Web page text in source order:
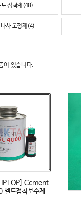
도 접착제(48)
나사 고정제(4)
이 있습니다.
Cement
벨트접착보수제